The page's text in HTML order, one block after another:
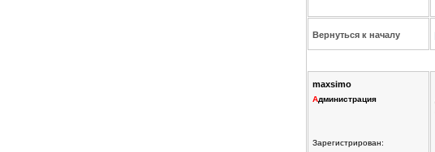
Вернуться к началу
maxsimo
Администрация
Зарегистрирован: